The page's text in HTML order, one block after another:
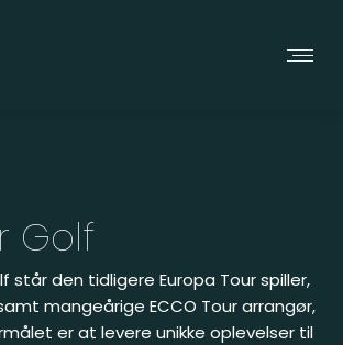
Golf
står den tidligere Europa Tour spiller,
mangeårige ECCO Tour arrangør,
er at levere unikke oplevelser til